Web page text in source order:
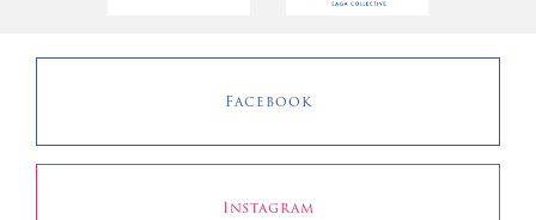
Facebook
Instagram